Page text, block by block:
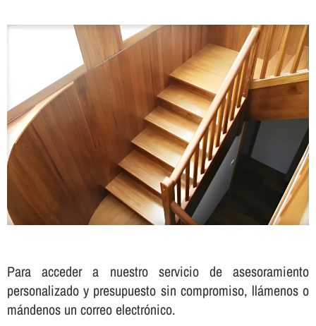
Para acceder a nuestro servicio de asesoramiento
personalizado y presupuesto sin compromiso, llámenos o
mándenos un correo electrónico.